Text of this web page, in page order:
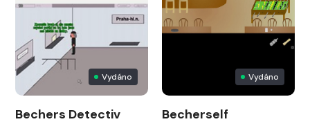
Vydáno
Bechers Detectiv
Vydáno
Becherself